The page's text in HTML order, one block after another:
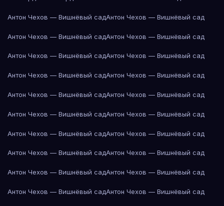
Антон Чехов — Вишнёвый садАнтон Чехов — Вишнёвый сад
Антон Чехов — Вишнёвый садАнтон Чехов — Вишнёвый сад
Антон Чехов — Вишнёвый садАнтон Чехов — Вишнёвый сад
Антон Чехов — Вишнёвый садАнтон Чехов — Вишнёвый сад
Антон Чехов — Вишнёвый садАнтон Чехов — Вишнёвый сад
Антон Чехов — Вишнёвый садАнтон Чехов — Вишнёвый сад
Антон Чехов — Вишнёвый садАнтон Чехов — Вишнёвый сад
Антон Чехов — Вишнёвый садАнтон Чехов — Вишнёвый сад
Антон Чехов — Вишнёвый садАнтон Чехов — Вишнёвый сад
Антон Чехов — Вишнёвый садАнтон Чехов — Вишнёвый сад